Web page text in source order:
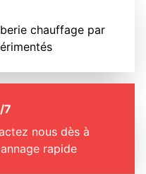
chauffage par
7
nous dès à
rapide